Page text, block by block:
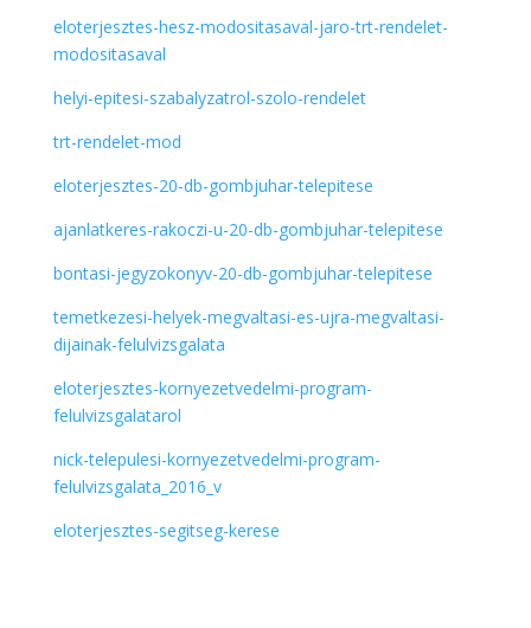
eloterjesztes-hesz-modositasaval-jaro-trt-rendelet-
modositasaval
helyi-epitesi-szabalyzatrol-szolo-rendelet
trt-rendelet-mod
eloterjesztes-20-db-gombjuhar-telepitese
ajanlatkeres-rakoczi-u-20-db-gombjuhar-telepitese
bontasi-jegyzokonyv-20-db-gombjuhar-telepitese
temetkezesi-helyek-megvaltasi-es-ujra-megvaltasi-
dijainak-felulvizsgalata
eloterjesztes-kornyezetvedelmi-program-
felulvizsgalatarol
nick-telepulesi-kornyezetvedelmi-program-
felulvizsgalata_2016_v
eloterjesztes-segitseg-kerese